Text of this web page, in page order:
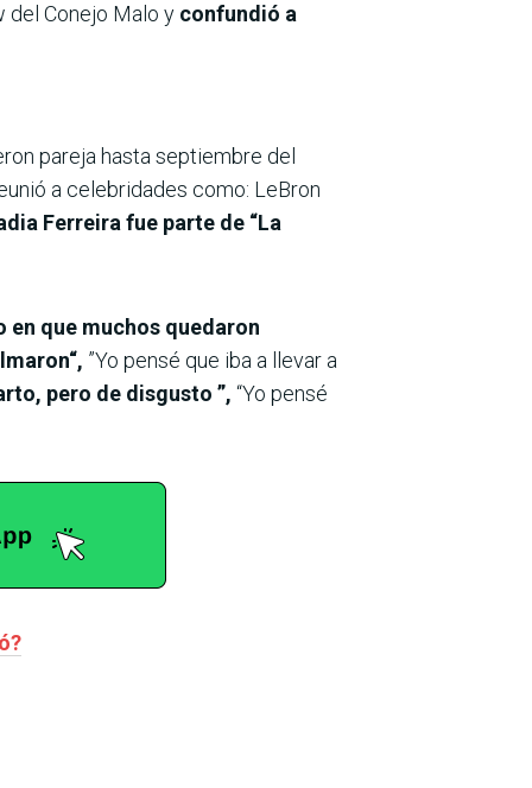
del Conejo Malo y confundió a
pareja hasta septiembre del
a celebridades como: LeBron
Ferreira fue parte de “La
que muchos quedaron
”Yo pensé que iba a llevar a
pero de disgusto ”, “Yo pensé